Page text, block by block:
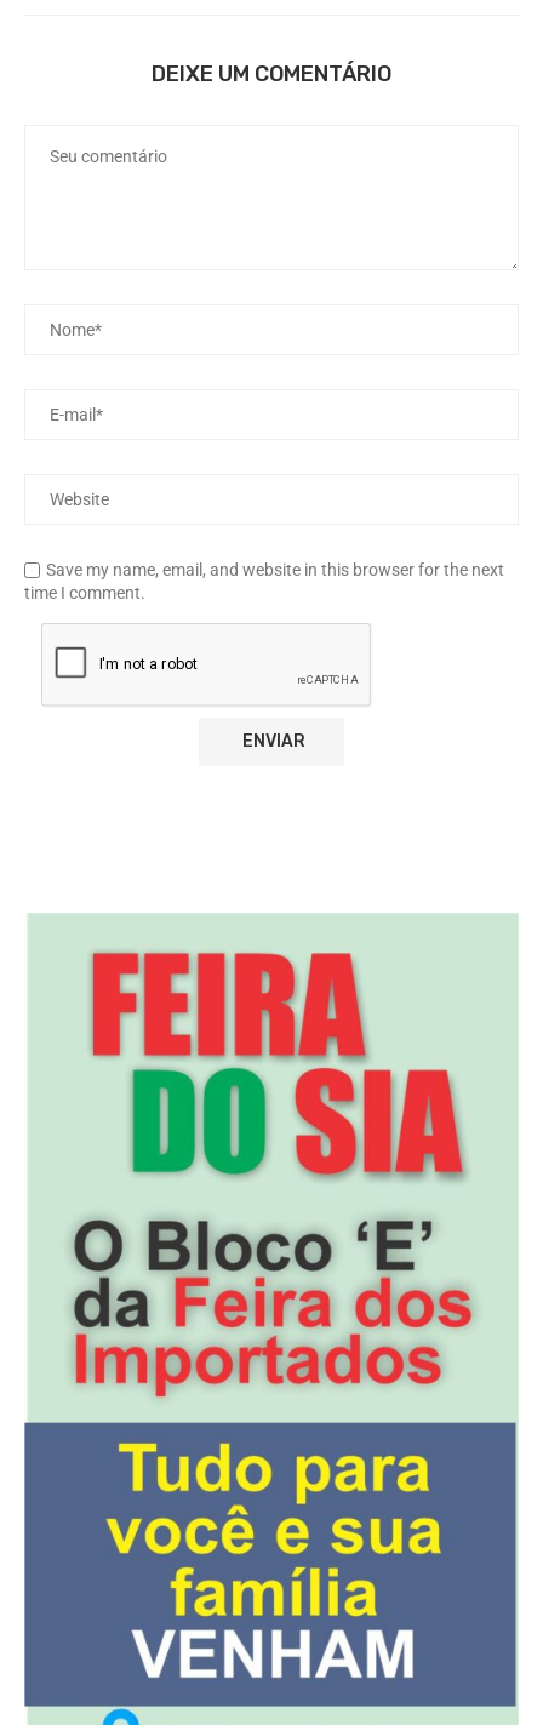
DEIXE UM COMENTÁRIO
Save my name, email, and website in this browser for the next
time I comment.